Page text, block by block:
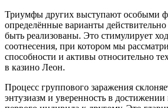
Триумфы других выступают особыми
определённые варианты
быть реализованы. Это стимулирует
соотнесения, при котором мы
способности и активы относительно
в казино Леон.
Процесс группового заражения
энтузиазм и уверенность в достижении